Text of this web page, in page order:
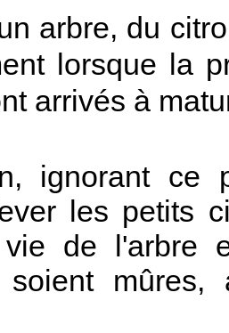
arbre, du
lorsque la
arrivés à
ignorant ce
les petits
de l'arbre
soient